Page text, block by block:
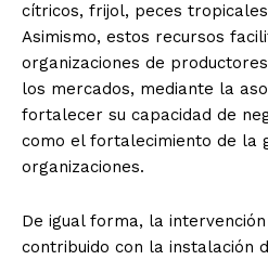
cítricos, frijol, peces
Asimismo, estos recursos
organizaciones de
los mercados, mediante la
fortalecer su capacidad de
como el fortalecimiento de la
organizaciones.
De igual forma, la
contribuido con la instalación